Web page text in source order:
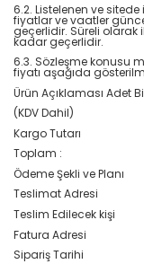
6.2. Listelenen ve
fiyatlar ve vaatler
geçerlidir. Süreli olarak
kadar geçerlidir.
6.3. Sözleşme konusu
fiyatı aşağıda
Ürün Açıklaması Adet
(KDV Dahil)
Kargo Tutarı
Toplam :
Ödeme Şekli ve Planı
Teslimat Adresi
Teslim Edilecek kişi
Fatura Adresi
Sipariş Tarihi